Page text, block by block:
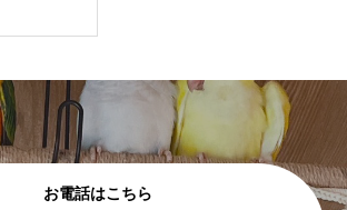
お電話はこちら